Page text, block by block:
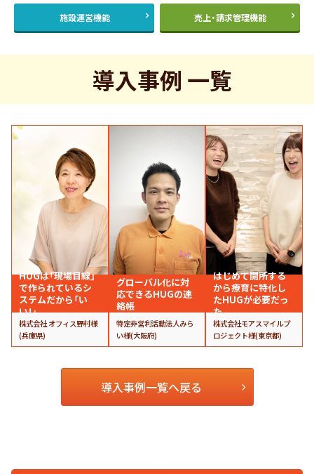
施設運営機能 売上・請求管理機能
導入事例 一覧
HUGは「現場目線」
で作られているシ
ステムだから「い
い！」
株式会社 オフィス野村様
(兵庫県)
グローバル化に対
応できるHUGの連
絡帳
特定非営利活動法人みら
い様(大阪府)
はじめて開所する
から療育に特化し
たHUGが必要だっ
た
株式会社モアスマイルプ
ロジェクト様(東京都)
導入事例一覧へ戻る